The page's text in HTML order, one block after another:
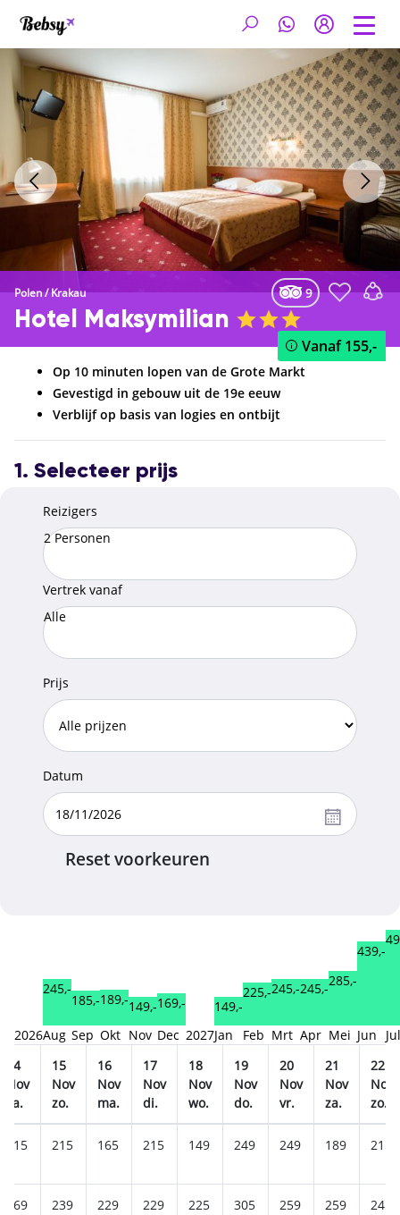
Polen/Krakau 9
Hotel Maksymilian
Vanaf155,-
Op 10 minuten lopen van de Grote Markt
Gevestigd in gebouw uit de 19e eeuw
Verblijf op basis van logies en ontbijt
1. Selecteer prijs
Reizigers
2 Personen
Vertrek vanaf
Alle
Prijs
Datum
Reset voorkeuren
2026
245,-
Aug
185,-
Sep
189,-
Okt
149,-
Nov
169,-
Dec 2027
149,-
Jan
225,-
Feb
245,-
Mrt
245,-
Apr
285,-
Mei
439,-
Jun
Jul
14
Nov
za.
15
Nov
zo.
16
Nov
ma.
17
Nov
di.
18
Nov
wo.
19
Nov
do.
20
Nov
vr.
21
Nov
za.
22
Nov
zo.
215 215 165 215 149 249 249 189 215
269 239 229 229 225 305 259 259 245